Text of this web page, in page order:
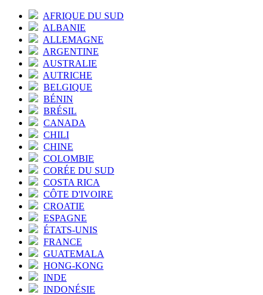
AFRIQUE DU SUD
ALBANIE
ALLEMAGNE
ARGENTINE
AUSTRALIE
AUTRICHE
BELGIQUE
BÉNIN
BRÉSIL
CANADA
CHILI
CHINE
COLOMBIE
CORÉE DU SUD
COSTA RICA
CÔTE D'IVOIRE
CROATIE
ESPAGNE
ÉTATS-UNIS
FRANCE
GUATEMALA
HONG-KONG
INDE
INDONÉSIE